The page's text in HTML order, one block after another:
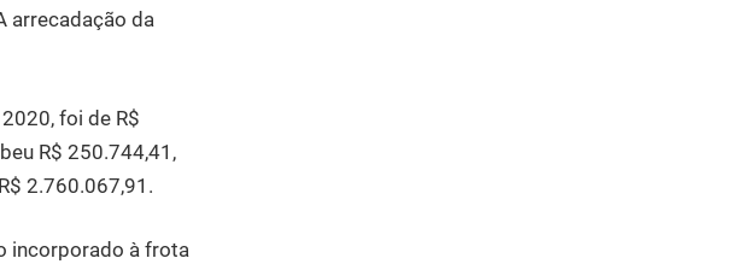
arrecadação da
foi de R$
R$ 250.744,41,
2.760.067,91.
incorporado à frota